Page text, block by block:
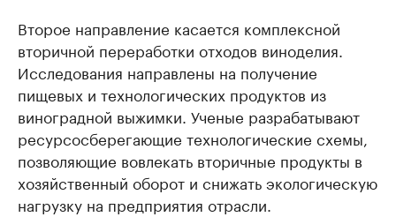
Второе направление касается комплексной
вторичной переработки отходов виноделия.
Исследования направлены на получение
пищевых и технологических продуктов из
виноградной выжимки. Ученые разрабатывают
ресурсосберегающие технологические схемы,
позволяющие вовлекать вторичные продукты в
хозяйственный оборот и снижать экологическую
нагрузку на предприятия отрасли.